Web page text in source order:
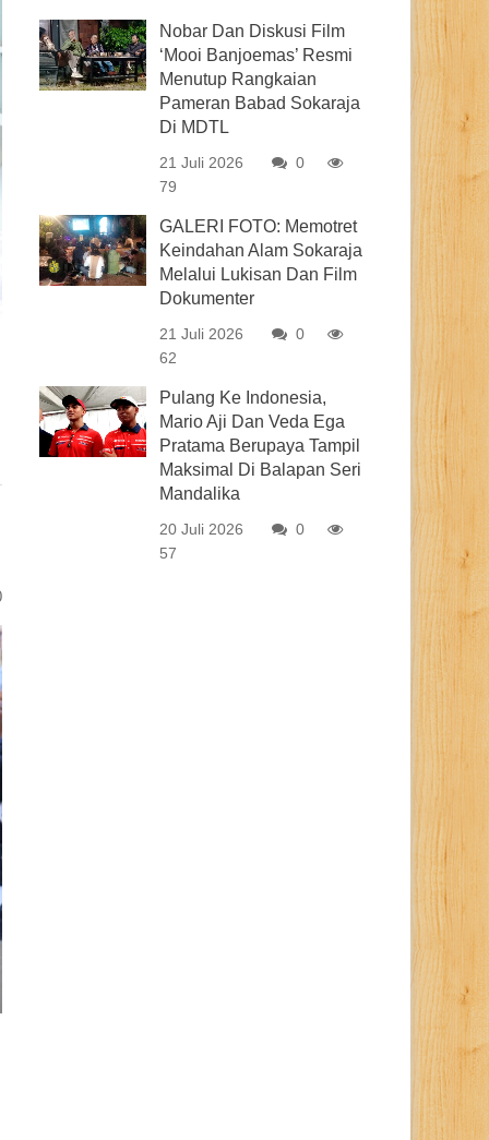
Nobar Dan Diskusi Film
‘Mooi Banjoemas’ Resmi
Menutup Rangkaian
Pameran Babad Sokaraja
Di MDTL
21 Juli 2026
0
79
GALERI FOTO: Memotret
Keindahan Alam Sokaraja
Melalui Lukisan Dan Film
Dokumenter
21 Juli 2026
0
62
Pulang Ke Indonesia,
Mario Aji Dan Veda Ega
Pratama Berupaya Tampil
Maksimal Di Balapan Seri
Mandalika
20 Juli 2026
0
57